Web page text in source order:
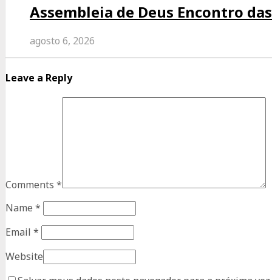
Assembleia de Deus Encontro
agosto 6, 2026
Leave a Reply
Comments *
Name *
Email *
Website